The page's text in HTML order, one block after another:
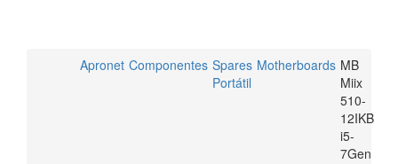
Apronet Componentes Spares
Portátil
Motherboards MB
Miix
510-
12IKB
i5-
7Gen